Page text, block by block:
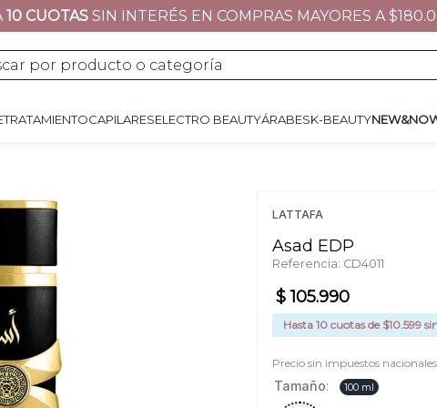
10 CUOTASSIN INTERÉS EN COMPRAS MAYORES A
producto o categoría
TRATAMIENTOCAPILARESELECTRO BEAUTYÁRABESK-BEAUTY
LATTAFA
Asad EDP
Referencia: CD4011
$ 105.990
Hasta10 cuotas de $10.599
Precio sin impuestos
Tamaño: 100 ml